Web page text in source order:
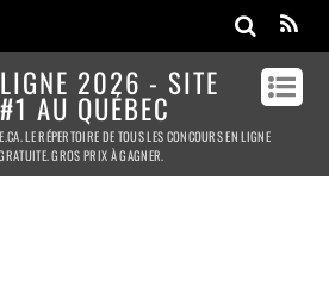
2026 - SITE
AU QUÉBEC
LE RÉPERTOIRE DE TOUS LES CONCOURS EN LIGNE
GROS PRIX À GAGNER.